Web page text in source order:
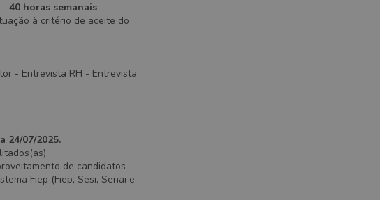
40 horas semanais
à critério de aceite do
- Entrevista RH - Entrevista
24/07/2025.
de candidatos
Fiep (Fiep, Sesi, Senai e